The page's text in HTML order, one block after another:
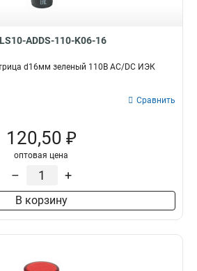
ADDS-110-K06-16
d16мм зеленый 110В AC/DC ИЭК
Сравнить
120,50 ₽
оптовая цена
– +
В корзину